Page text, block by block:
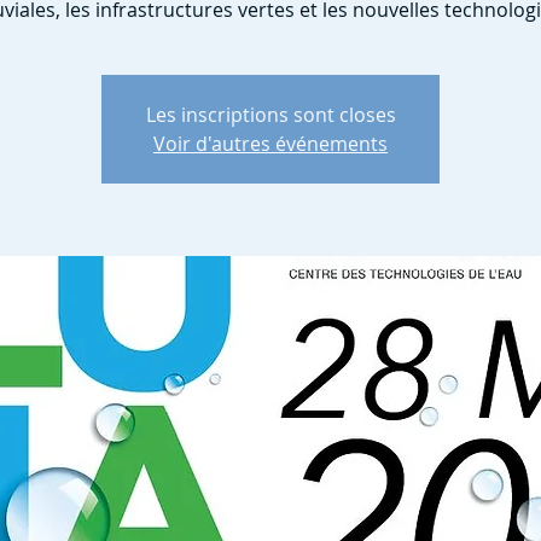
les infrastructures vertes et les nouvelles
Les inscriptions sont closes
Voir d'autres événements